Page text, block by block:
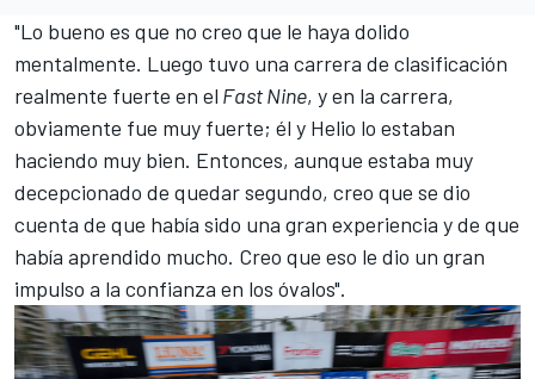
"Lo bueno es que no creo que le haya dolido
mentalmente. Luego tuvo una carrera de clasificación
realmente fuerte en el Fast Nine, y en la carrera,
obviamente fue muy fuerte; él y Helio lo estaban
haciendo muy bien. Entonces, aunque estaba muy
decepcionado de quedar segundo, creo que se dio
cuenta de que había sido una gran experiencia y de que
había aprendido mucho. Creo que eso le dio un gran
impulso a la confianza en los óvalos".